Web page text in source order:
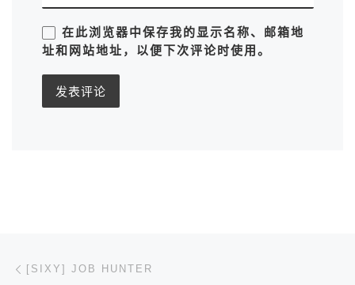
在此浏览器中保存我的显示名称、邮箱地
址和网站地址，以便下次评论时使用。
文章导航
[SIXY] JOB HUNTER